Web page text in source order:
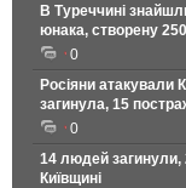
В Туреччині
юнака, створену
0
Росіяни атакували
загинула, 15
0
14 людей загинули,
Київщині